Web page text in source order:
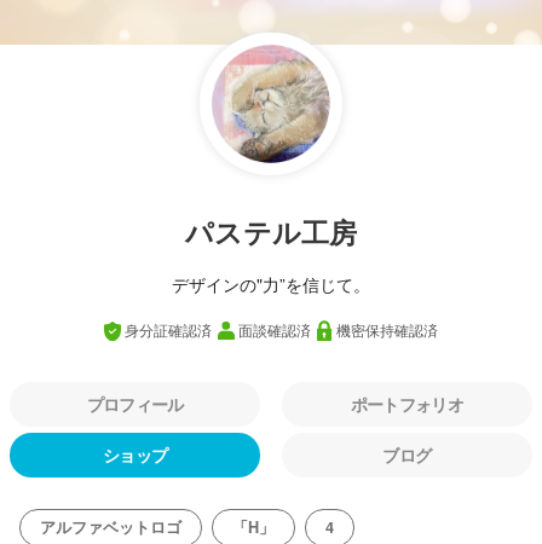
パステル工房
デザインの"力”を信じて。
身分証確認済 面談確認済 機密保持確認済
プロフィール ポートフォリオ
ショップ ブログ
アルファベットロゴ 「H」 4